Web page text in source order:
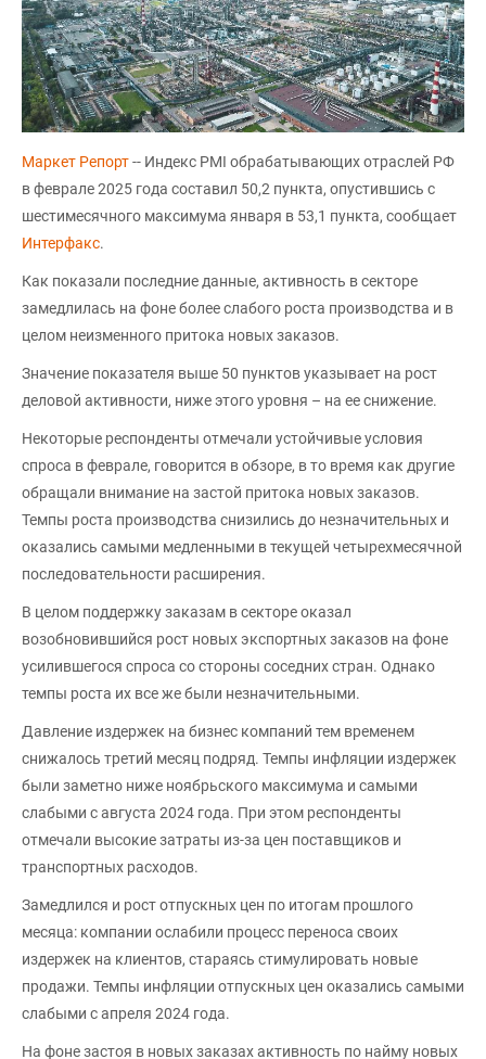
Маркет Репорт-- Индекс PMI обрабатывающих отраслей РФ
в феврале 2025 года составил 50,2 пункта, опустившись с
шестимесячного максимума января в 53,1 пункта, сообщает
Интерфакс.
Как показали последние данные, активность в секторе
замедлилась на фоне более слабого роста производства и в
целом неизменного притока новых заказов.
Значение показателя выше 50 пунктов указывает на рост
деловой активности, ниже этого уровня – на ее снижение.
Некоторые респонденты отмечали устойчивые условия
спроса в феврале, говорится в обзоре, в то время как другие
обращали внимание на застой притока новых заказов.
Темпы роста производства снизились до незначительных и
оказались самыми медленными в текущей четырехмесячной
последовательности расширения.
В целом поддержку заказам в секторе оказал
возобновившийся рост новых экспортных заказов на фоне
усилившегося спроса со стороны соседних стран. Однако
темпы роста их все же были незначительными.
Давление издержек на бизнес компаний тем временем
снижалось третий месяц подряд. Темпы инфляции издержек
были заметно ниже ноябрьского максимума и самыми
слабыми с августа 2024 года. При этом респонденты
отмечали высокие затраты из-за цен поставщиков и
транспортных расходов.
Замедлился и рост отпускных цен по итогам прошлого
месяца: компании ослабили процесс переноса своих
издержек на клиентов, стараясь стимулировать новые
продажи. Темпы инфляции отпускных цен оказались самыми
слабыми с апреля 2024 года.
На фоне застоя в новых заказах активность по найму новых